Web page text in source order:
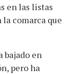
en las listas
comarca que
bajado en
pero ha